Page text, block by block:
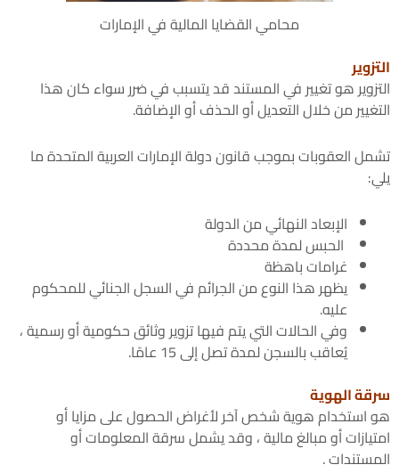
محامي القضايا المالية في الإمارات
التزوير
التزوير هو تغيير في المستند قد يتسبب في ضرر سواء كان هذا
التغيير من خلال التعديل أو الحذف أو الإضافة.
تشمل العقوبات بموجب قانون دولة الإمارات العربية المتحدة ما
يلي:
الإبعاد النهائي من الدولة
الحبس لمدة محددة
غرامات باهظة
يظهر هذا النوع من الجرائم في السجل الجنائي للمحكوم
عليه.
وفي الحالات التي يتم فيها تزوير وثائق حكومية أو رسمية ،
يُعاقب بالسجن لمدة تصل إلى 15 عامًا.
سرقة الهوية
هو استخدام هوية شخص آخر لأغراض الحصول على مزايا أو
امتيازات أو مبالغ مالية ، وقد يشمل سرقة المعلومات أو
المستندات .